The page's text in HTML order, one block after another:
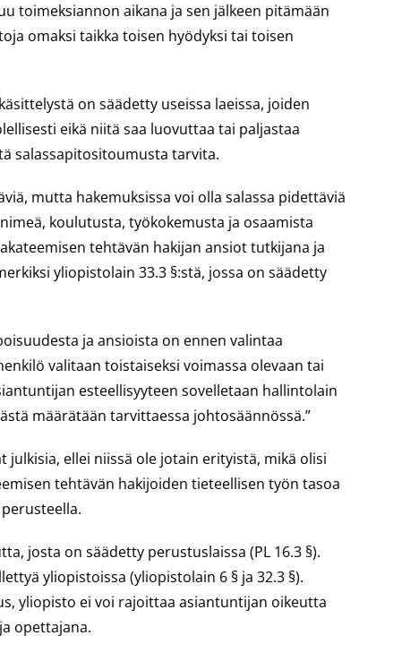
toimeksiannon aikana ja sen jälkeen pitämään
omaksi taikka toisen hyödyksi tai toisen
on säädetty useissa laeissa, joiden
eikä niitä saa luovuttaa tai paljastaa
salassapitositoumusta tarvita.
mutta hakemuksissa voi olla salassa pidettäviä
koulutusta, työkokemusta ja osaamista
tehtävän hakijan ansiot tutkijana ja
yliopistolain 33.3 §:stä, jossa on säädetty
ja ansioista on ennen valintaa
valitaan toistaiseksi voimassa olevaan tai
esteellisyyteen sovelletaan hallintolain
määrätään tarvittaessa johtosäännössä.”
ellei niissä ole jotain erityistä, mikä olisi
tehtävän hakijoiden tieteellisen työn tasoa
josta on säädetty perustuslaissa (PL 16.3 §).
yliopistoissa (yliopistolain 6 § ja 32.3 §).
yliopisto ei voi rajoittaa asiantuntijan oikeutta
opettajana.